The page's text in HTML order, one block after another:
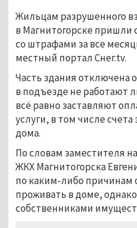
Жильцам разрушенного
в Магнитогорске пришли
со штрафами за все
местный портал Снег.tv.
Часть здания отключена
в подъезде не работают
всё равно заставляют
услуги, в том числе
дома.
По словам заместителя
ЖКХ Магнитогорска
по каким-либо причинам
проживать в доме,
собственниками